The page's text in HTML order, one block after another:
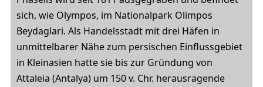
sich, wie Olympos, im Nationalpark Olimpos
Beydaglari. Als Handelsstadt mit drei Häfen in
unmittelbarer Nähe zum persischen Einflussgebiet
in Kleinasien hatte sie bis zur Gründung von
Attaleia (Antalya) um 150 v. Chr. herausragende